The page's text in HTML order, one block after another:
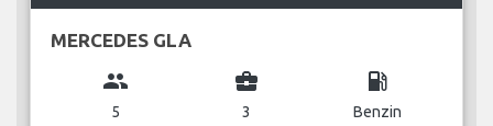
MERCEDES GLA
group
5
business_center
3
local_gas_station
Benzin